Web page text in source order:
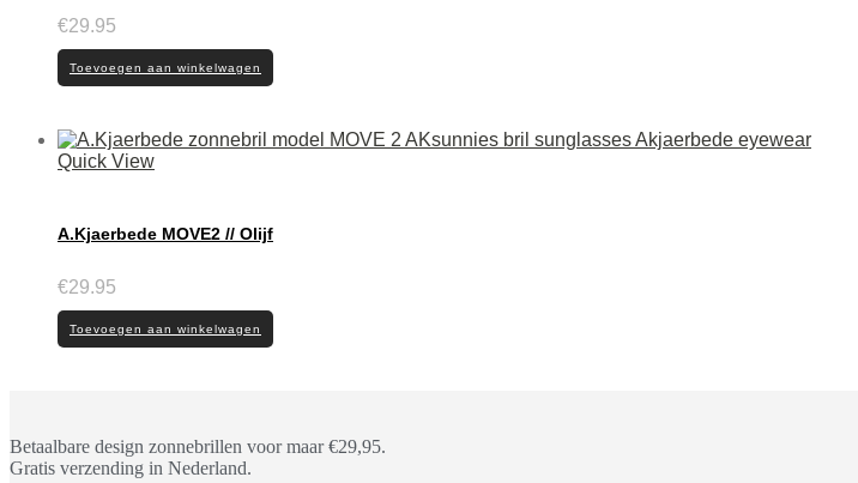
€29.95
Toevoegen aan winkelwagen
Quick View
A.Kjaerbede MOVE2 // Olijf
€29.95
Toevoegen aan winkelwagen
Betaalbare design zonnebrillen voor maar €29,95.
Gratis verzending in Nederland.